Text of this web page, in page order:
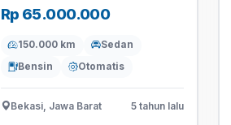
Rp 65.000.000
150.000 km
Sedan
Bensin
Otomatis
Bekasi, Jawa Barat 5 tahun lalu